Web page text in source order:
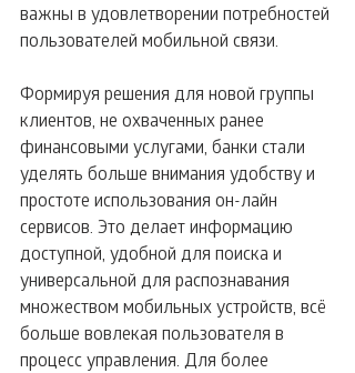
важны в удовлетворении потребностей
пользователей мобильной связи.
Формируя решения для новой группы
клиентов, не охваченных ранее
финансовыми услугами, банки стали
уделять больше внимания удобству и
простоте использования он-лайн
сервисов. Это делает информацию
доступной, удобной для поиска и
универсальной для распознавания
множеством мобильных устройств, всё
больше вовлекая пользователя в
процесс управления. Для более